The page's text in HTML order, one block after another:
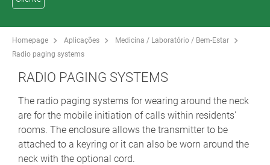
Homepage Aplicações
Medicina / Laboratório / Bem-Estar
Radio paging systems
RADIO PAGING SYSTEMS
The radio paging systems for wearing around the neck
are for the mobile initiation of calls within residents'
rooms. The enclosure allows the transmitter to be
attached to a keyring or it can also be worn around the
neck with the optional cord.